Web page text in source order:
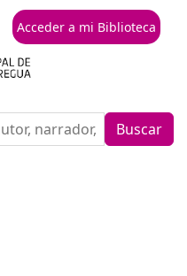
Acceder a mi Biblioteca
Buscar